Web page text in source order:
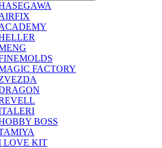
FACTORY
BOSS
LOVE KIT